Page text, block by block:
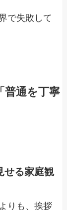
で失敗して
普通を丁寧
せる家庭観
りも、挨拶